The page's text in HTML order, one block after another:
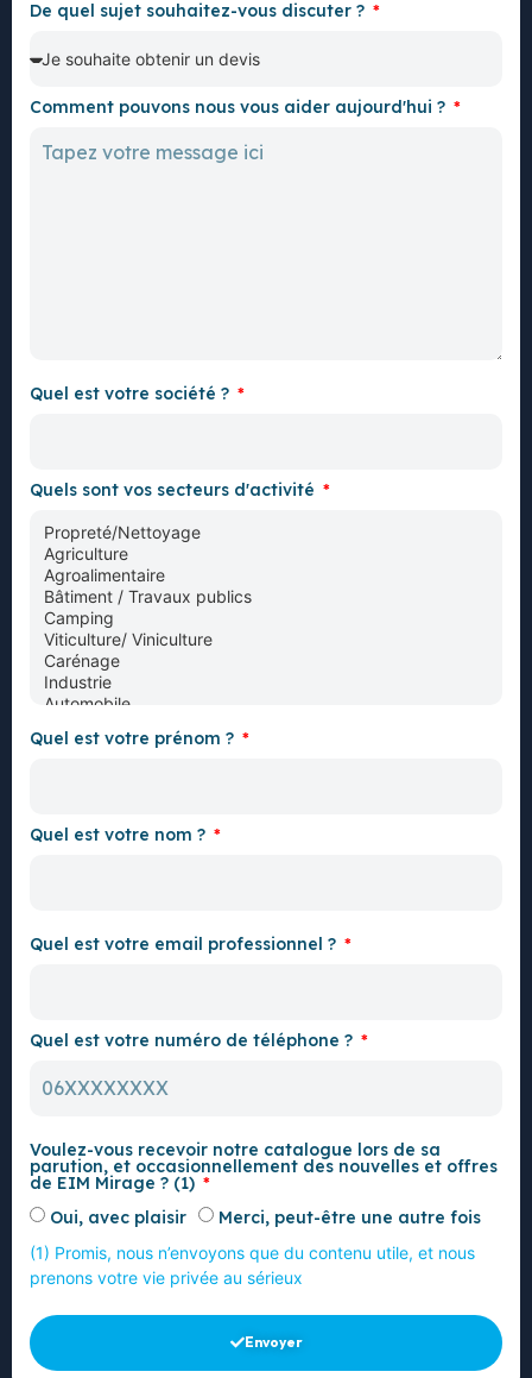
De quel sujet souhaitez-vous discuter ?
Comment pouvons nous vous aider aujourd'hui ?
Quel est votre société ?
Quels sont vos secteurs d'activité
Quel est votre prénom ?
Quel est votre nom ?
Quel est votre email professionnel ?
Quel est votre numéro de téléphone ?
Voulez-vous recevoir notre catalogue lors de sa
parution, et occasionnellement des nouvelles et offres
de EIM Mirage ? (1)
Oui, avec plaisir
Merci, peut-être une autre fois
(1) Promis, nous n’envoyons que du contenu utile, et nous
prenons votre vie privée au sérieux
Envoyer